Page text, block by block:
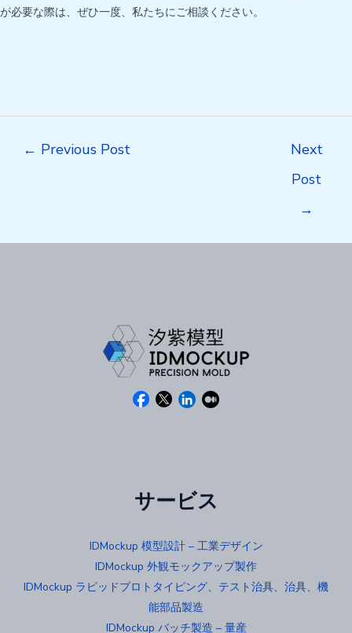
が必要な際は、ぜひ一度、私たちにご相談ください。
← Previous Post
Next
Post
→
サービス
IDMockup 模型設計 – 工業デザイン
IDMockup 外観モックアップ製作
IDMockup ラピッドプロトタイピング、テスト治具、治具、機
能部品製造
IDMockup バッチ製造 – 量産